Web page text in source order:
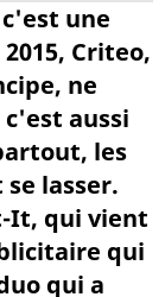
une
Criteo,
ne
aussi
les
lasser.
It, qui vient
qui
qui a